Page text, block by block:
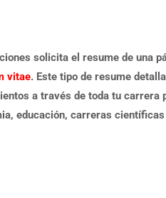
solicita el resume de una
vitae. Este tipo de resume
a través de toda tu
educación, carreras